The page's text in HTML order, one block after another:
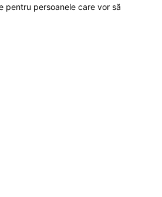
pentru persoanele care vor să